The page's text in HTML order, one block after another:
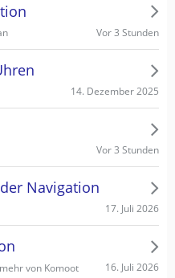
Vor 3 Stunden
14. Dezember 2025
Vor 3 Stunden
Navigation
17. Juli 2026
von Komoot 16. Juli 2026